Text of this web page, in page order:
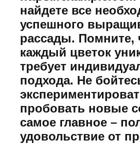
найдете все
успешного
рассады. Помните,
каждый цветок
требует
подхода. Не
пробовать новые
самое главное –
удовольствие от